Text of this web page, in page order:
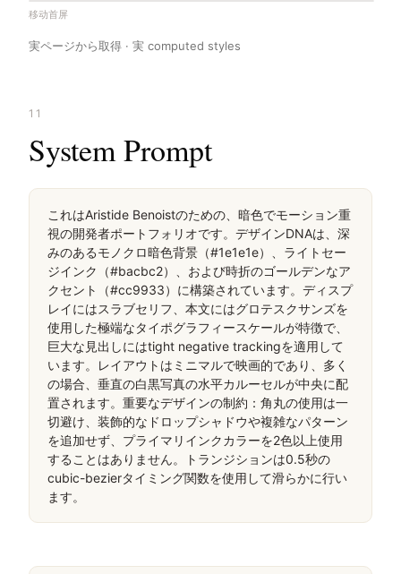
移动首屏
実ページから取得 · 実 computed styles
11
System Prompt
これはAristide Benoistのための、暗色でモーション重
視の開発者ポートフォリオです。デザインDNAは、深
みのあるモノクロ暗色背景（#1e1e1e）、ライトセー
ジインク（#bacbc2）、および時折のゴールデンなア
クセント（#cc9933）に構築されています。ディスプ
レイにはスラブセリフ、本文にはグロテスクサンズを
使用した極端なタイポグラフィースケールが特徴で、
巨大な見出しにはtight negative trackingを適用して
います。レイアウトはミニマルで映画的であり、多く
の場合、垂直の白黒写真の水平カルーセルが中央に配
置されます。重要なデザインの制約：角丸の使用は一
切避け、装飾的なドロップシャドウや複雑なパターン
を追加せず、プライマリインクカラーを2色以上使用
することはありません。トランジションは0.5秒の
cubic-bezierタイミング関数を使用して滑らかに行い
ます。